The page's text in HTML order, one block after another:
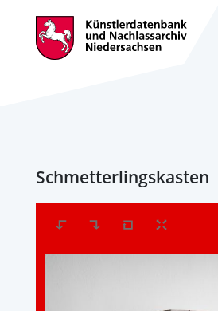
Schmetterlingskasten